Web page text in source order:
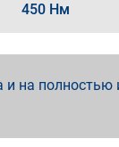
450 Нм
и на